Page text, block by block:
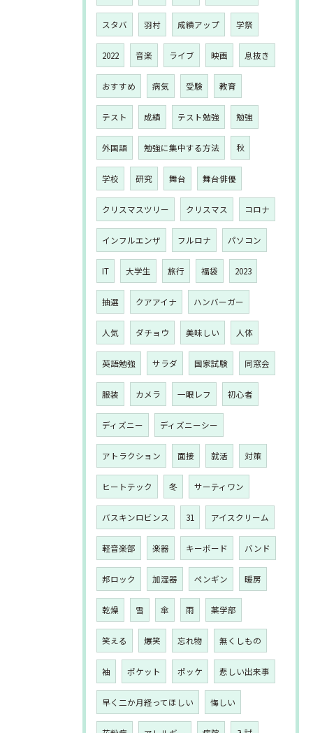
スタバ 羽村 成績アップ 学祭
2022 音楽 ライブ 映画 息抜き
おすすめ 病気 受験 教育
テスト 成績 テスト勉強 勉強
外国語 勉強に集中する方法 秋
学校 研究 舞台 舞台俳優
クリスマスツリー クリスマス コロナ
インフルエンザ フルロナ パソコン
IT 大学生 旅行 福袋 2023
抽選 クアアイナ ハンバーガー
人気 ダチョウ 美味しい 人体
英語勉強 サラダ 国家試験 同窓会
服装 カメラ 一眼レフ 初心者
ディズニー ディズニーシー
アトラクション 面接 就活 対策
ヒートテック 冬 サーティワン
バスキンロビンス 31 アイスクリーム
軽音楽部 楽器 キーボード バンド
邦ロック 加湿器 ペンギン 暖房
乾燥 雪 傘 雨 薬学部
笑える 爆笑 忘れ物 無くしもの
袖 ポケット ポッケ 悲しい出来事
早く二か月経ってほしい 悔しい